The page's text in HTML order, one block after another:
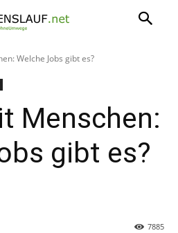
Welche Jobs gibt es?
Menschen:
gibt es?
7885